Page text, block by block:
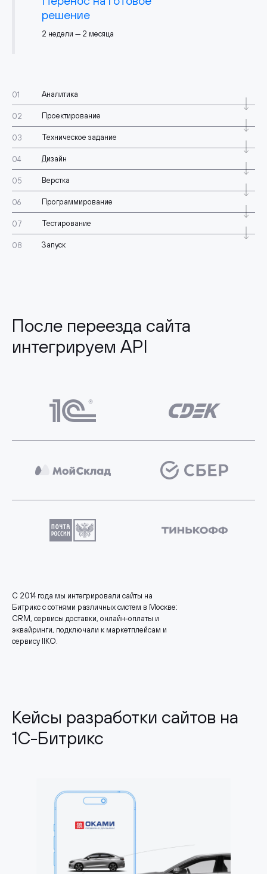
решение
2 недели — 2 месяца
Аналитика
Проектирование
Техническое задание
Дизайн
Верстка
Программирование
Тестирование
Запуск
После переезда сайта
интегрируем API
С 2014 года мы интегрировали сайты на
Битрикс с сотнями различных систем в Москве:
CRM, сервисы доставки, онлайн-оплаты и
эквайринги, подключали к маркетплейсам и
сервису IIKO.
Кейсы разработки сайтов на
1С-Битрикс